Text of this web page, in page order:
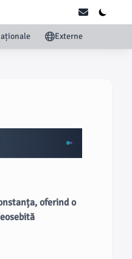
Externe
oferind o